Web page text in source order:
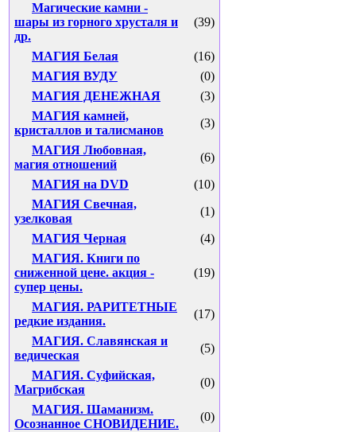
Магические камни -
шары из горного хрусталя и
др.
(39)
МАГИЯ Белая
(16)
МАГИЯ ВУДУ
(0)
МАГИЯ ДЕНЕЖНАЯ
(3)
МАГИЯ камней,
кристаллов и талисманов
(3)
МАГИЯ Любовная,
магия отношений
(6)
МАГИЯ на DVD
(10)
МАГИЯ Свечная,
узелковая
(1)
МАГИЯ Черная
(4)
МАГИЯ. Книги по
сниженной цене. акция -
супер цены.
(19)
МАГИЯ. РАРИТЕТНЫЕ
редкие издания.
(17)
МАГИЯ. Славянская и
ведическая
(5)
МАГИЯ. Суфийская,
Магрибская
(0)
МАГИЯ. Шаманизм.
Осознанное СНОВИДЕНИЕ.
(0)